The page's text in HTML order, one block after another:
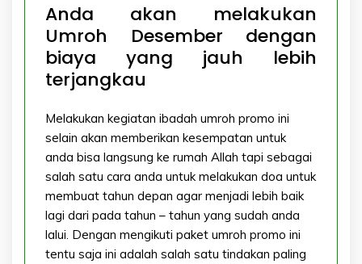
Anda akan melakukan
Umroh Desember dengan
biaya yang jauh lebih
terjangkau
Melakukan kegiatan ibadah umroh promo ini
selain akan memberikan kesempatan untuk
anda bisa langsung ke rumah Allah tapi sebagai
salah satu cara anda untuk melakukan doa untuk
membuat tahun depan agar menjadi lebih baik
lagi dari pada tahun – tahun yang sudah anda
lalui. Dengan mengikuti paket umroh promo ini
tentu saja ini adalah salah satu tindakan paling